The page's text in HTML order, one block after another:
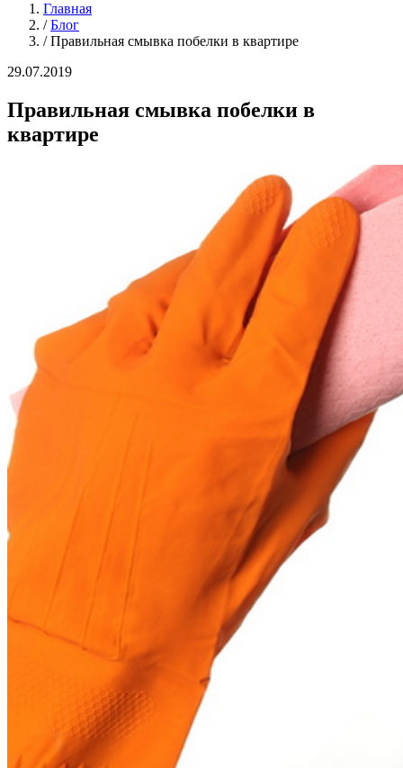
Главная
/ Блог
/ Правильная смывка побелки в квартире
29.07.2019
Правильная смывка побелки в
квартире